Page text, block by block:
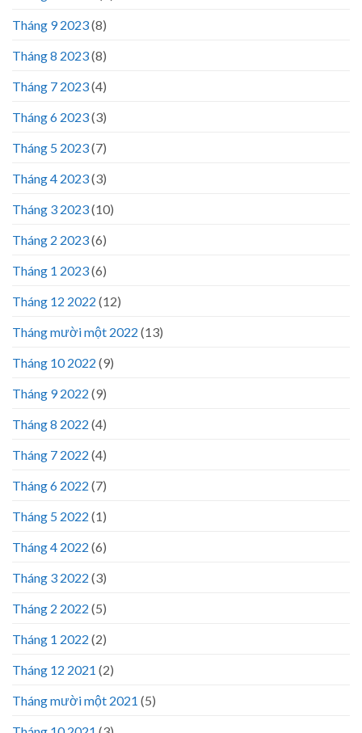
Tháng 9 2023(8)
Tháng 8 2023(8)
Tháng 7 2023(4)
Tháng 6 2023(3)
Tháng 5 2023(7)
Tháng 4 2023(3)
Tháng 3 2023(10)
Tháng 2 2023(6)
Tháng 1 2023(6)
Tháng 12 2022 (12)
Tháng mười một 2022 (13)
Tháng 10 2022 (9)
Tháng 9 2022 (9)
Tháng 8 2022 (4)
Tháng 7 2022 (4)
Tháng 6 2022 (7)
Tháng 5 2022 (1)
Tháng 4 2022 (6)
Tháng 3 2022 (3)
Tháng 2 2022 (5)
Tháng 1 2022 (2)
Tháng 12 2021 (2)
Tháng mười một 2021 (5)